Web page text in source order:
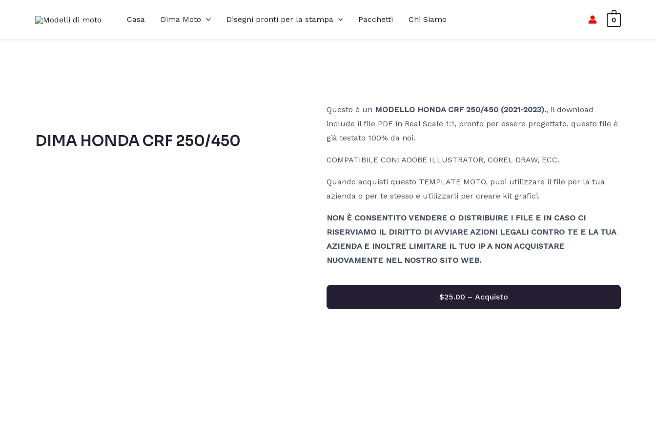
Casa Dima Moto Disegni pronti per la stampa Pacchetti Chi Siamo 0
DIMA HONDA CRF 250/450
Questo è un MODELLO HONDA CRF 250/450 (2021-2023)., il download
include il file PDF in Real Scale 1:1, pronto per essere progettato, questo file è
già testato 100% da noi.
COMPATIBILE CON: ADOBE ILLUSTRATOR, COREL DRAW, ECC.
Quando acquisti questo TEMPLATE MOTO, puoi utilizzare il file per la tua
azienda o per te stesso e utilizzarli per creare kit grafici.
NON È CONSENTITO VENDERE O DISTRIBUIRE I FILE E IN CASO CI
RISERVIAMO IL DIRITTO DI AVVIARE AZIONI LEGALI CONTRO TE E LA TUA
AZIENDA E INOLTRE LIMITARE IL TUO IP A NON ACQUISTARE
NUOVAMENTE NEL NOSTRO SITO WEB.
$25.00 – Acquisto